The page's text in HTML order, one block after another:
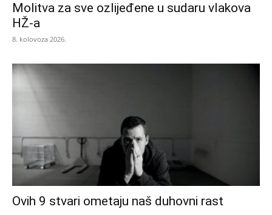
Molitva za sve ozlijeđene u sudaru vlakova
HŽ-a
8. kolovoza 2026.
Ovih 9 stvari ometaju naš duhovni rast